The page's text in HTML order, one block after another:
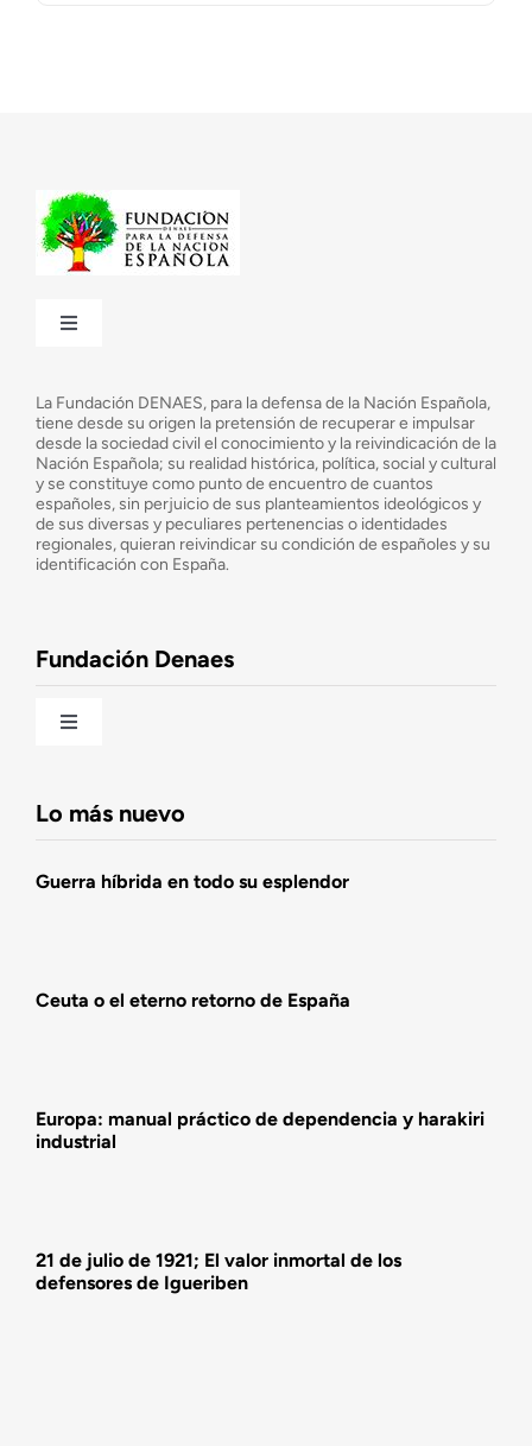
Toggle
¿Cuáles son nuestros objetivos?
Consejo Asesor
La Fundación DENAES, para la defensa de la Nación Española,
tiene desde su origen la pretensión de recuperar e impulsar
desde la sociedad civil el conocimiento y la reivindicación de la
Nación Española; su realidad histórica, política, social y cultural
y se constituye como punto de encuentro de cuantos
españoles, sin perjuicio de sus planteamientos ideológicos y
de sus diversas y peculiares pertenencias o identidades
regionales, quieran reivindicar su condición de españoles y su
identificación con España.
Fundación Denaes
Toggle
Lo más nuevo
Guerra híbrida en todo su esplendor
Ceuta o el eterno retorno de España
Europa: manual práctico de dependencia y harakiri
industrial
21 de julio de 1921; El valor inmortal de los
defensores de Igueriben